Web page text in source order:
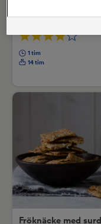
knäcke
1 tim
14 tim
Fröknäcke med